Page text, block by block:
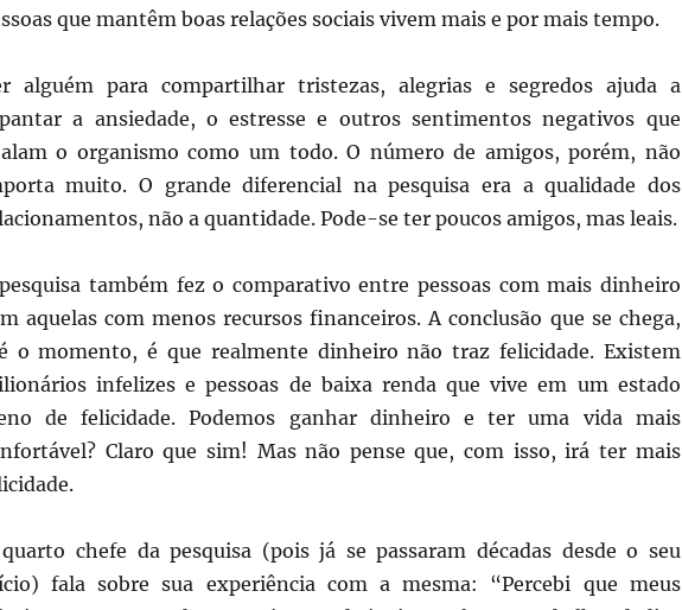
que mantêm boas relações sociais vivem mais e por mais tempo.
alguém para compartilhar tristezas, alegrias e segredos ajuda a
a ansiedade, o estresse e outros sentimentos negativos que
o organismo como um todo. O número de amigos, porém, não
muito. O grande diferencial na pesquisa era a qualidade dos
não a quantidade. Pode-se ter poucos amigos, mas leais.
também fez o comparativo entre pessoas com mais dinheiro
aquelas com menos recursos financeiros. A conclusão que se chega,
o momento, é que realmente dinheiro não traz felicidade. Existem
infelizes e pessoas de baixa renda que vive em um estado
de felicidade. Podemos ganhar dinheiro e ter uma vida mais
Claro que sim! Mas não pense que, com isso, irá ter mais
chefe da pesquisa (pois já se passaram décadas desde o seu
fala sobre sua experiência com a mesma: “Percebi que meus